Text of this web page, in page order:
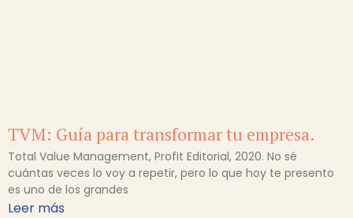
TVM: Guía para transformar tu empresa.
Total Value Management, Profit Editorial, 2020. No sé
cuántas veces lo voy a repetir, pero lo que hoy te presento
es uno de los grandes
Leer más